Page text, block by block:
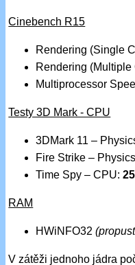
Cinebench R15
Rendering (Single
Rendering
Multiprocessor
Testy 3D Mark - CPU
3DMark 11 –
Fire Strike –
Time Spy – CPU:
RAM
HWiNFO32
V zátěži jednoho jádra